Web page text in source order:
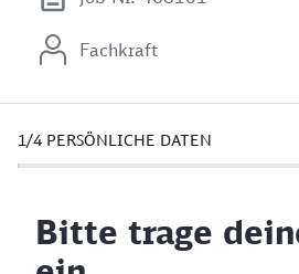
Fachkraft
1/4 PERSÖNLICHE DATEN
Bitte trage